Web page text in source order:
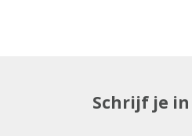
Schrijf je